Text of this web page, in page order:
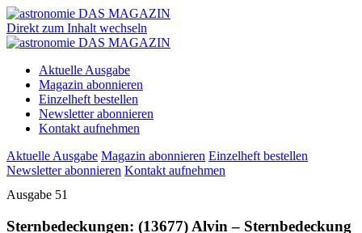
Direkt zum Inhalt wechseln
Aktuelle Ausgabe
Magazin abonnieren
Einzelheft bestellen
Newsletter abonnieren
Kontakt aufnehmen
Aktuelle Ausgabe Magazin abonnieren Einzelheft bestellen
Newsletter abonnieren Kontakt aufnehmen
Ausgabe 51
Sternbedeckungen: (13677) Alvin – Sternbedeckung